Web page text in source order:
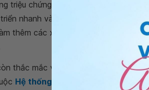
triệu chứng mà bạn mô tả, thì có thể
nhanh và có nguy cơ lây nhiễm
thêm các xét nghiệm tìm các tác
thắc mắc về việc nữ giới nổi mụn
Hệ thống Y tế Vinmec
thăm